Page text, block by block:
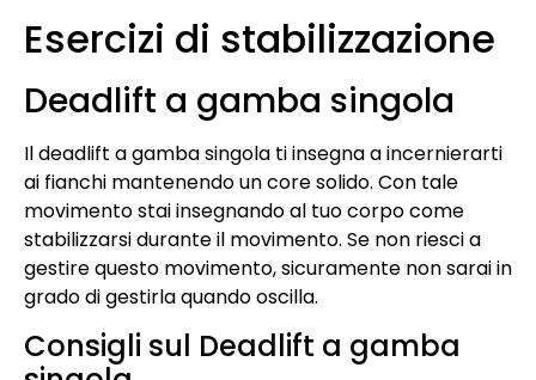
Esercizi di stabilizzazione
Deadlift a gamba singola
Il deadlift a gamba singola ti insegna a incernierarti
ai fianchi mantenendo un core solido. Con tale
movimento stai insegnando al tuo corpo come
stabilizzarsi durante il movimento. Se non riesci a
gestire questo movimento, sicuramente non sarai in
grado di gestirla quando oscilla.
Consigli sul Deadlift a gamba